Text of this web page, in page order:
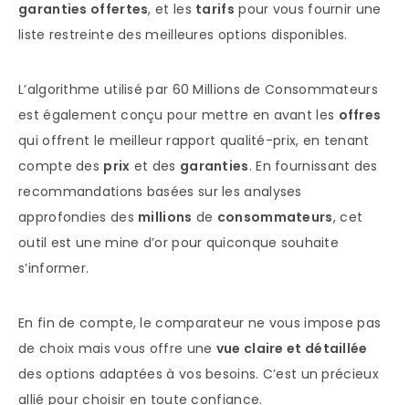
garanties offertes, et les tarifs pour vous fournir une
liste restreinte des meilleures options disponibles.
L’algorithme utilisé par 60 Millions de Consommateurs
est également conçu pour mettre en avant les offres
qui offrent le meilleur rapport qualité-prix, en tenant
compte des prix et des garanties. En fournissant des
recommandations basées sur les analyses
approfondies des millions de consommateurs, cet
outil est une mine d’or pour quiconque souhaite
s’informer.
En fin de compte, le comparateur ne vous impose pas
de choix mais vous offre une vue claire et détaillée
des options adaptées à vos besoins. C’est un précieux
allié pour choisir en toute confiance.